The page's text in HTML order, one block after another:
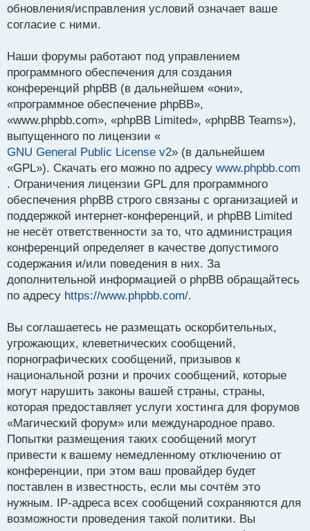
обновления/исправления условий означает ваше
согласие с ними.
Наши форумы работают под управлением
программного обеспечения для создания
конференций phpBB (в дальнейшем «они»,
«программное обеспечение phpBB»,
«www.phpbb.com», «phpBB Limited», «phpBB Teams»),
выпущенного по лицензии «
GNU General Public License v2» (в дальнейшем
«GPL»). Скачать его можно по адресу www.phpbb.com
. Ограничения лицензии GPL для программного
обеспечения phpBB строго связаны с организацией и
поддержкой интернет-конференций, и phpBB Limited
не несёт ответственности за то, что администрация
конференций определяет в качестве допустимого
содержания и/или поведения в них. За
дополнительной информацией о phpBB обращайтесь
по адресу https://www.phpbb.com/.
Вы соглашаетесь не размещать оскорбительных,
угрожающих, клеветнических сообщений,
порнографических сообщений, призывов к
национальной розни и прочих сообщений, которые
могут нарушить законы вашей страны, страны,
которая предоставляет услуги хостинга для форумов
«Магический форум» или международное право.
Попытки размещения таких сообщений могут
привести к вашему немедленному отключению от
конференции, при этом ваш провайдер будет
поставлен в известность, если мы сочтём это
нужным. IP-адреса всех сообщений сохраняются для
возможности проведения такой политики. Вы